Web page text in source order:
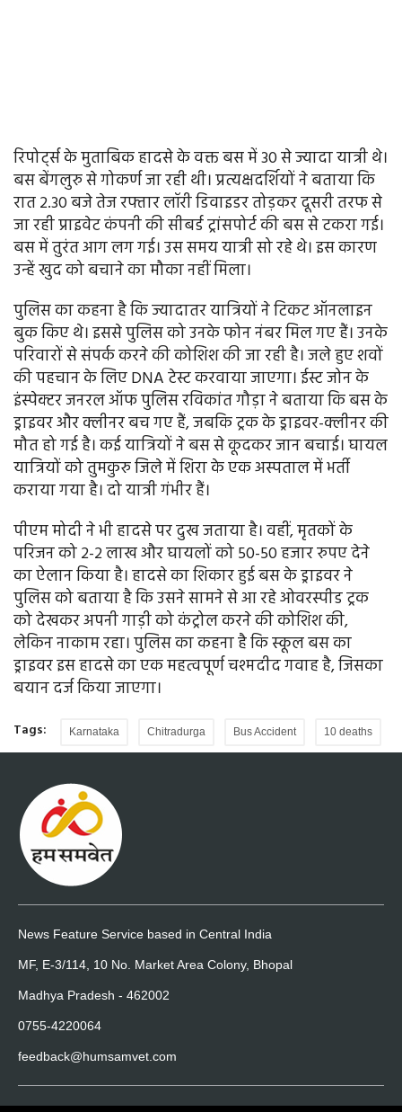
रिपोर्ट्स के मुताबिक हादसे के वक्त बस में 30 से ज्यादा यात्री थे।
बस बेंगलुरु से गोकर्ण जा रही थी। प्रत्यक्षदर्शियों ने बताया कि
रात 2.30 बजे तेज रफ्तार लॉरी डिवाइडर तोड़कर दूसरी तरफ से
जा रही प्राइवेट कंपनी की सीबर्ड ट्रांसपोर्ट की बस से टकरा गई।
बस में तुरंत आग लग गई। उस समय यात्री सो रहे थे। इस कारण
उन्हें खुद को बचाने का मौका नहीं मिला।
पुलिस का कहना है कि ज्यादातर यात्रियों ने टिकट ऑनलाइन
बुक किए थे। इससे पुलिस को उनके फोन नंबर मिल गए हैं। उनके
परिवारों से संपर्क करने की कोशिश की जा रही है। जले हुए शवों
की पहचान के लिए DNA टेस्ट करवाया जाएगा। ईस्ट जोन के
इंस्पेक्टर जनरल ऑफ पुलिस रविकांत गौड़ा ने बताया कि बस के
ड्राइवर और क्लीनर बच गए हैं, जबकि ट्रक के ड्राइवर-क्लीनर की
मौत हो गई है। कई यात्रियों ने बस से कूदकर जान बचाई। घायल
यात्रियों को तुमकुरु जिले में शिरा के एक अस्पताल में भर्ती
कराया गया है। दो यात्री गंभीर हैं।
पीएम मोदी ने भी हादसे पर दुख जताया है। वहीं, मृतकों के
परिजन को 2-2 लाख और घायलों को 50-50 हजार रुपए देने
का ऐलान किया है। हादसे का शिकार हुई बस के ड्राइवर ने
पुलिस को बताया है कि उसने सामने से आ रहे ओवरस्पीड ट्रक
को देखकर अपनी गाड़ी को कंट्रोल करने की कोशिश की,
लेकिन नाकाम रहा। पुलिस का कहना है कि स्कूल बस का
ड्राइवर इस हादसे का एक महत्वपूर्ण चश्मदीद गवाह है, जिसका
बयान दर्ज किया जाएगा।
Tags: Karnataka Chitradurga Bus Accident 10 deaths
News Feature Service based in Central India
MF, E-3/114, 10 No. Market Area Colony, Bhopal
Madhya Pradesh - 462002
0755-4220064
feedback@humsamvet.com